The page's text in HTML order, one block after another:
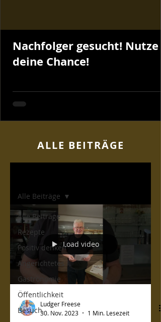
Nachfolger gesucht! Nutze
deine Chance!
ALLE BEITRÄGE
Alle Beiträge
Rezepte
Positiv denken
Angerichtetes
Gastronomie
Öffentlichkeit
Besuch
Alle Beiträge
Load video
Ludger Freese
30. Nov. 2023
1 Min. Lesezeit